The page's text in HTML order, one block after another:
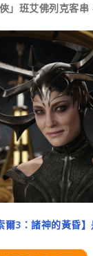
」班艾佛列克客串
3：諸神的黃昏】